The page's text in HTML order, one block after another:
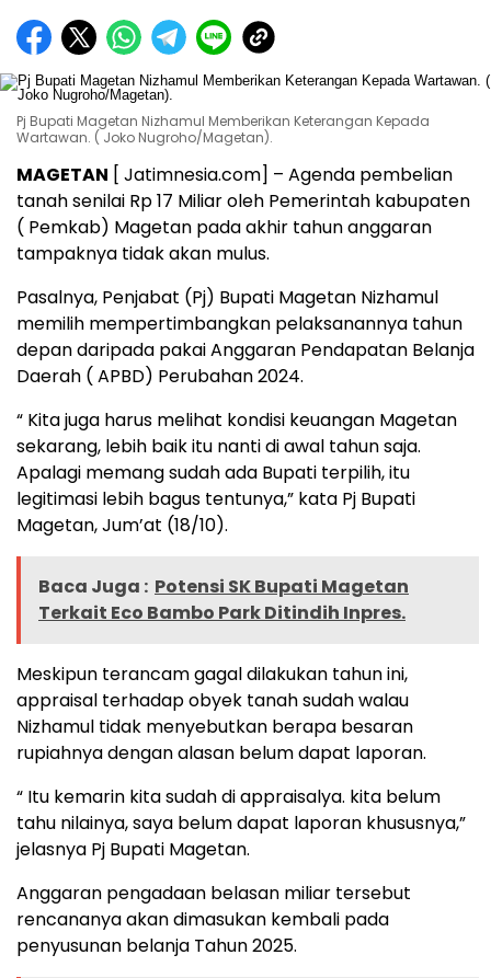
Pj Bupati Magetan Nizhamul Memberikan Keterangan Kepada
Wartawan. ( Joko Nugroho/Magetan).
MAGETAN [ Jatimnesia.com] – Agenda pembelian
tanah senilai Rp 17 Miliar oleh Pemerintah kabupaten
( Pemkab) Magetan pada akhir tahun anggaran
tampaknya tidak akan mulus.
Pasalnya, Penjabat (Pj) Bupati Magetan Nizhamul
memilih mempertimbangkan pelaksanannya tahun
depan daripada pakai Anggaran Pendapatan Belanja
Daerah ( APBD) Perubahan 2024.
“ Kita juga harus melihat kondisi keuangan Magetan
sekarang, lebih baik itu nanti di awal tahun saja.
Apalagi memang sudah ada Bupati terpilih, itu
legitimasi lebih bagus tentunya,” kata Pj Bupati
Magetan, Jum’at (18/10).
Baca Juga : Potensi SK Bupati Magetan
Terkait Eco Bambo Park Ditindih Inpres.
Meskipun terancam gagal dilakukan tahun ini,
appraisal terhadap obyek tanah sudah walau
Nizhamul tidak menyebutkan berapa besaran
rupiahnya dengan alasan belum dapat laporan.
“ Itu kemarin kita sudah di appraisalya. kita belum
tahu nilainya, saya belum dapat laporan khususnya,”
jelasnya Pj Bupati Magetan.
Anggaran pengadaan belasan miliar tersebut
rencananya akan dimasukan kembali pada
penyusunan belanja Tahun 2025.